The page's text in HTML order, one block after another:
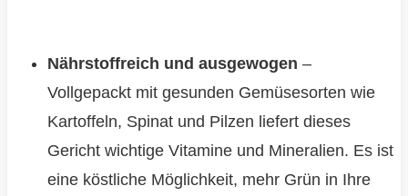
Nährstoffreich und ausgewogen –
Vollgepackt mit gesunden Gemüsesorten wie
Kartoffeln, Spinat und Pilzen liefert dieses
Gericht wichtige Vitamine und Mineralien. Es ist
eine köstliche Möglichkeit, mehr Grün in Ihre